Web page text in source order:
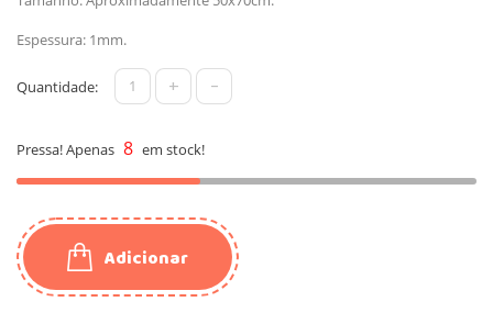
Espessura: 1mm.
Quantidade: + -
Pressa! Apenas 8 em stock!
Adicionar